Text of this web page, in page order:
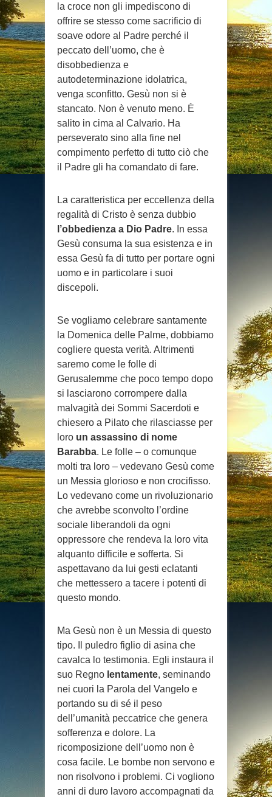
la croce non gli impediscono di
offrire se stesso come sacrificio di
soave odore al Padre perché il
peccato dell’uomo, che è
disobbedienza e
autodeterminazione idolatrica,
venga sconfitto. Gesù non si è
stancato. Non è venuto meno. È
salito in cima al Calvario. Ha
perseverato sino alla fine nel
compimento perfetto di tutto ciò che
il Padre gli ha comandato di fare.
La caratteristica per eccellenza della
regalità di Cristo è senza dubbio
l’obbedienza a Dio Padre. In essa
Gesù consuma la sua esistenza e in
essa Gesù fa di tutto per portare ogni
uomo e in particolare i suoi
discepoli.
Se vogliamo celebrare santamente
la Domenica delle Palme, dobbiamo
cogliere questa verità. Altrimenti
saremo come le folle di
Gerusalemme che poco tempo dopo
si lasciarono corrompere dalla
malvagità dei Sommi Sacerdoti e
chiesero a Pilato che rilasciasse per
loro un assassino di nome
Barabba. Le folle – o comunque
molti tra loro – vedevano Gesù come
un Messia glorioso e non crocifisso.
Lo vedevano come un rivoluzionario
che avrebbe sconvolto l’ordine
sociale liberandoli da ogni
oppressore che rendeva la loro vita
alquanto difficile e sofferta. Si
aspettavano da lui gesti eclatanti
che mettessero a tacere i potenti di
questo mondo.
Ma Gesù non è un Messia di questo
tipo. Il puledro figlio di asina che
cavalca lo testimonia. Egli instaura il
suo Regno lentamente, seminando
nei cuori la Parola del Vangelo e
portando su di sé il peso
dell’umanità peccatrice che genera
sofferenza e dolore. La
ricomposizione dell’uomo non è
cosa facile. Le bombe non servono e
non risolvono i problemi. Ci vogliono
anni di duro lavoro accompagnati da